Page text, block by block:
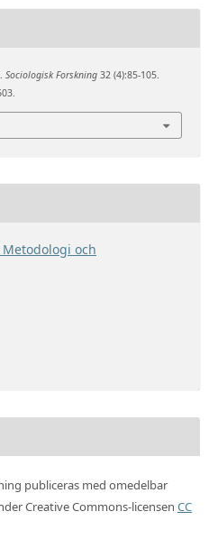
Sociologisk Forskning32 (4):85-105.
Metodologi och
publiceras med omedelbar
Creative Commons-licensen CC